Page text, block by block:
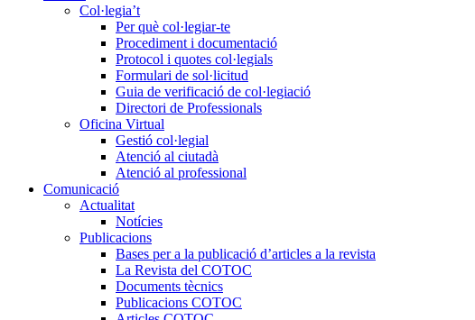
Col·legia’t
Per què col·legiar-te
Procediment i documentació
Protocol i quotes col·legials
Formulari de sol·licitud
Guia de verificació de col·legiació
Directori de Professionals
Oficina Virtual
Gestió col·legial
Atenció al ciutadà
Atenció al professional
Comunicació
Actualitat
Notícies
Publicacions
Bases per a la publicació d’articles a la revista
La Revista del COTOC
Documents tècnics
Publicacions COTOC